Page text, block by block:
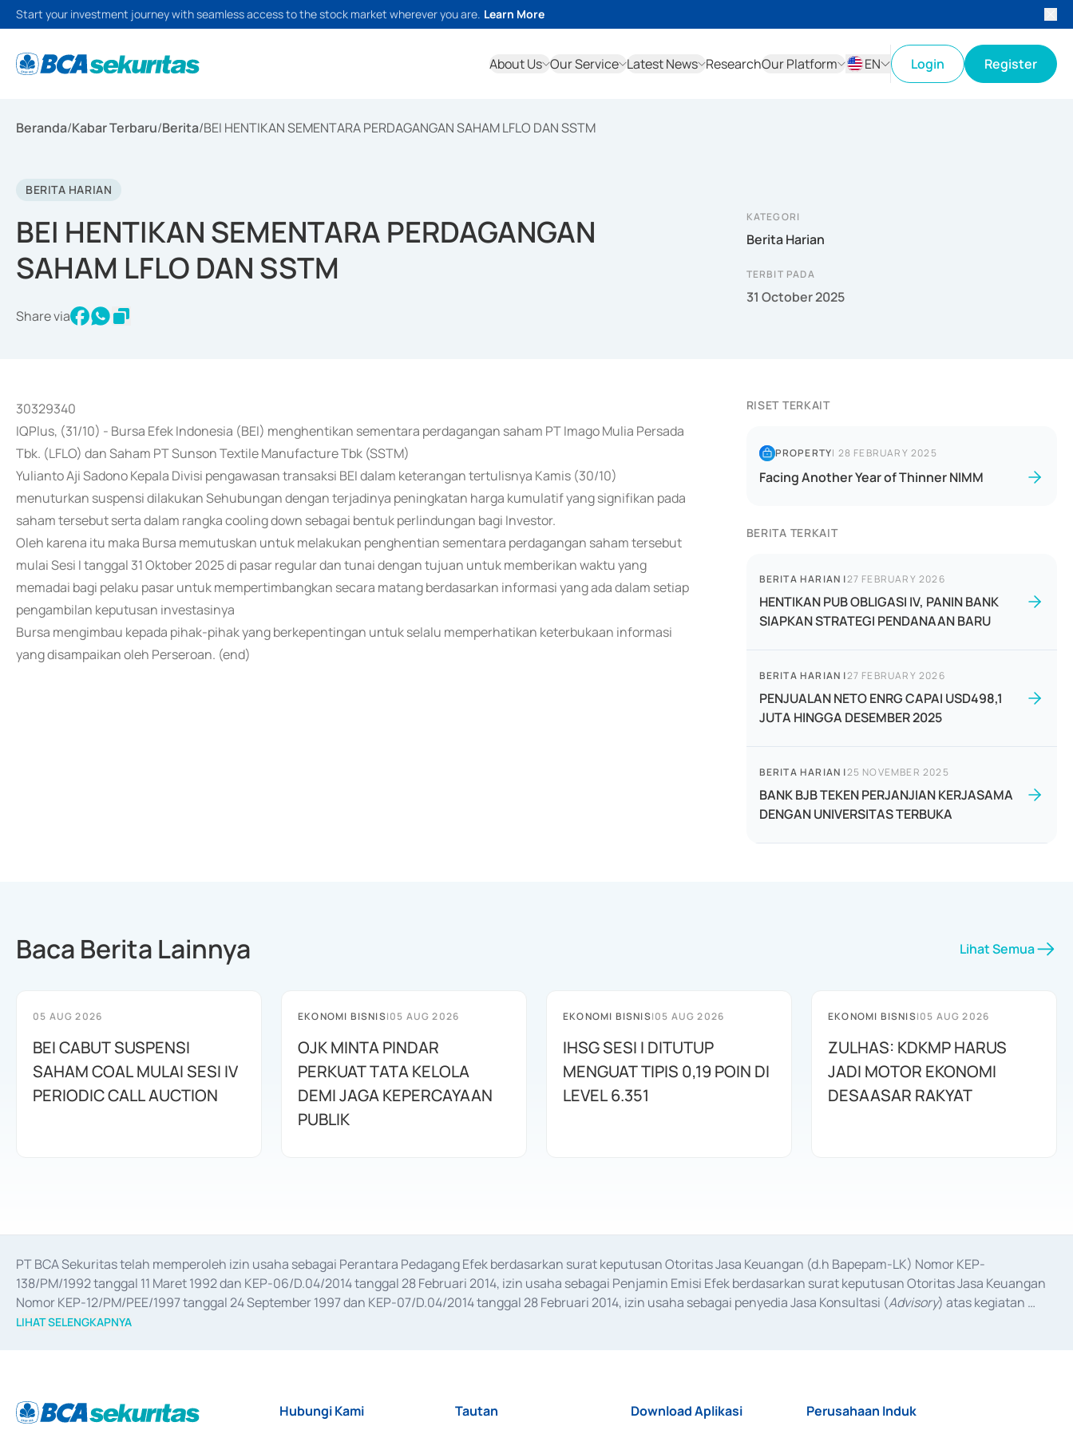
Start your investment journey with seamless access to the stock market wherever you are. Learn More
About Us Our Service Latest News ResearchOur Platform
EN
Login Register
Beranda/Kabar Terbaru/Berita/BEI HENTIKAN SEMENTARA PERDAGANGAN SAHAM LFLO DAN SSTM
BERITA HARIAN
BEI HENTIKAN SEMENTARA PERDAGANGAN
SAHAM LFLO DAN SSTM
Share via
KATEGORI
Berita Harian
TERBIT PADA
31 October 2025
30329340
IQPlus, (31/10) - Bursa Efek Indonesia (BEI) menghentikan sementara perdagangan saham PT Imago Mulia Persada
Tbk. (LFLO) dan Saham PT Sunson Textile Manufacture Tbk (SSTM)
Yulianto Aji Sadono Kepala Divisi pengawasan transaksi BEI dalam keterangan tertulisnya Kamis (30/10)
menuturkan suspensi dilakukan Sehubungan dengan terjadinya peningkatan harga kumulatif yang signifikan pada
saham tersebut serta dalam rangka cooling down sebagai bentuk perlindungan bagi Investor.
Oleh karena itu maka Bursa memutuskan untuk melakukan penghentian sementara perdagangan saham tersebut
mulai Sesi I tanggal 31 Oktober 2025 di pasar regular dan tunai dengan tujuan untuk memberikan waktu yang
memadai bagi pelaku pasar untuk mempertimbangkan secara matang berdasarkan informasi yang ada dalam setiap
pengambilan keputusan investasinya
Bursa mengimbau kepada pihak-pihak yang berkepentingan untuk selalu memperhatikan keterbukaan informasi
yang disampaikan oleh Perseroan. (end)
RISET TERKAIT
PROPERTY| 28 FEBRUARY 2025
Facing Another Year of Thinner NIMM
BERITA TERKAIT
BERITA HARIAN |27 FEBRUARY 2026
HENTIKAN PUB OBLIGASI IV, PANIN BANK
SIAPKAN STRATEGI PENDANAAN BARU
BERITA HARIAN |27 FEBRUARY 2026
PENJUALAN NETO ENRG CAPAI USD498,1
JUTA HINGGA DESEMBER 2025
BERITA HARIAN |25 NOVEMBER 2025
BANK BJB TEKEN PERJANJIAN KERJASAMA
DENGAN UNIVERSITAS TERBUKA
Baca Berita Lainnya Lihat Semua
05 AUG 2026
BEI CABUT SUSPENSI
SAHAM COAL MULAI SESI IV
PERIODIC CALL AUCTION
EKONOMI BISNIS|05 AUG 2026
OJK MINTA PINDAR
PERKUAT TATA KELOLA
DEMI JAGA KEPERCAYAAN
PUBLIK
EKONOMI BISNIS|05 AUG 2026
IHSG SESI I DITUTUP
MENGUAT TIPIS 0,19 POIN DI
LEVEL 6.351
EKONOMI BISNIS|05 AUG 2026
ZULHAS: KDKMP HARUS
JADI MOTOR EKONOMI
DESAASAR RAKYAT
PT BCA Sekuritas telah memperoleh izin usaha sebagai Perantara Pedagang Efek berdasarkan surat keputusan Otoritas Jasa Keuangan (d.h Bapepam-LK) Nomor KEP-
138/PM/1992 tanggal 11 Maret 1992 dan KEP-06/D.04/2014 tanggal 28 Februari 2014, izin usaha sebagai Penjamin Emisi Efek berdasarkan surat keputusan Otoritas Jasa Keuangan
Nomor KEP-12/PM/PEE/1997 tanggal 24 September 1997 dan KEP-07/D.04/2014 tanggal 28 Februari 2014, izin usaha sebagai penyedia Jasa Konsultasi (Advisory) atas kegiatan
merger, akuisisi, divestasi, dan
LIHAT SELENGKAPNYA
Hubungi Kami Tautan Download Aplikasi Perusahaan Induk